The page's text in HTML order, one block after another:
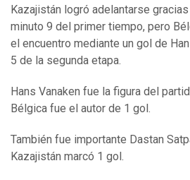
Kazajistán logró adelantarse
minuto 9 del primer tiempo, pero
el encuentro mediante un gol de
5 de la segunda etapa.
Hans Vanaken fue la figura del
Bélgica fue el autor de 1 gol.
También fue importante Dastan
Kazajistán marcó 1 gol.